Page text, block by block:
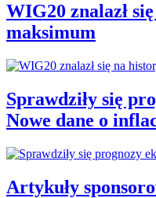
WIG20 znalazł
maksimum
Sprawdziły się
Nowe dane o
Artykuły